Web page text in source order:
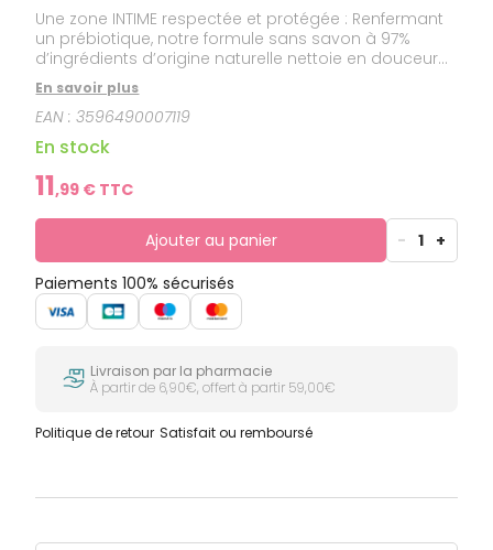
Une zone INTIME respectée et protégée : Renfermant
un prébiotique, notre formule sans savon à 97%
d’ingrédients d’origine naturelle nettoie en douceur
et aide à prévenir les désagréments intimes
(irritations, démangeaisons…). Un moment de BIEN-
ÊTRE grâce au surgras végétal pro-régénérant et aux
extraits de thym antibactérien pour un confort
optimal.
En savoir plus
EAN :3596490007119
En stock
11,99 € TTC
Ajouter au panier - 1 +
Paiements 100% sécurisés
Livraison par la pharmacie
À partir de 6,90€, offert à partir 59,00€
Politique de retour Satisfait ou remboursé